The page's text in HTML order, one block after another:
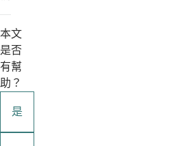
本文
是否
有幫
助？
是